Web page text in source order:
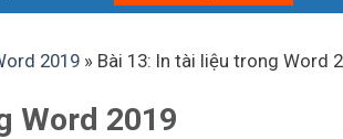
2019 » Bài 13: In tài liệu trong Word
Word 2019